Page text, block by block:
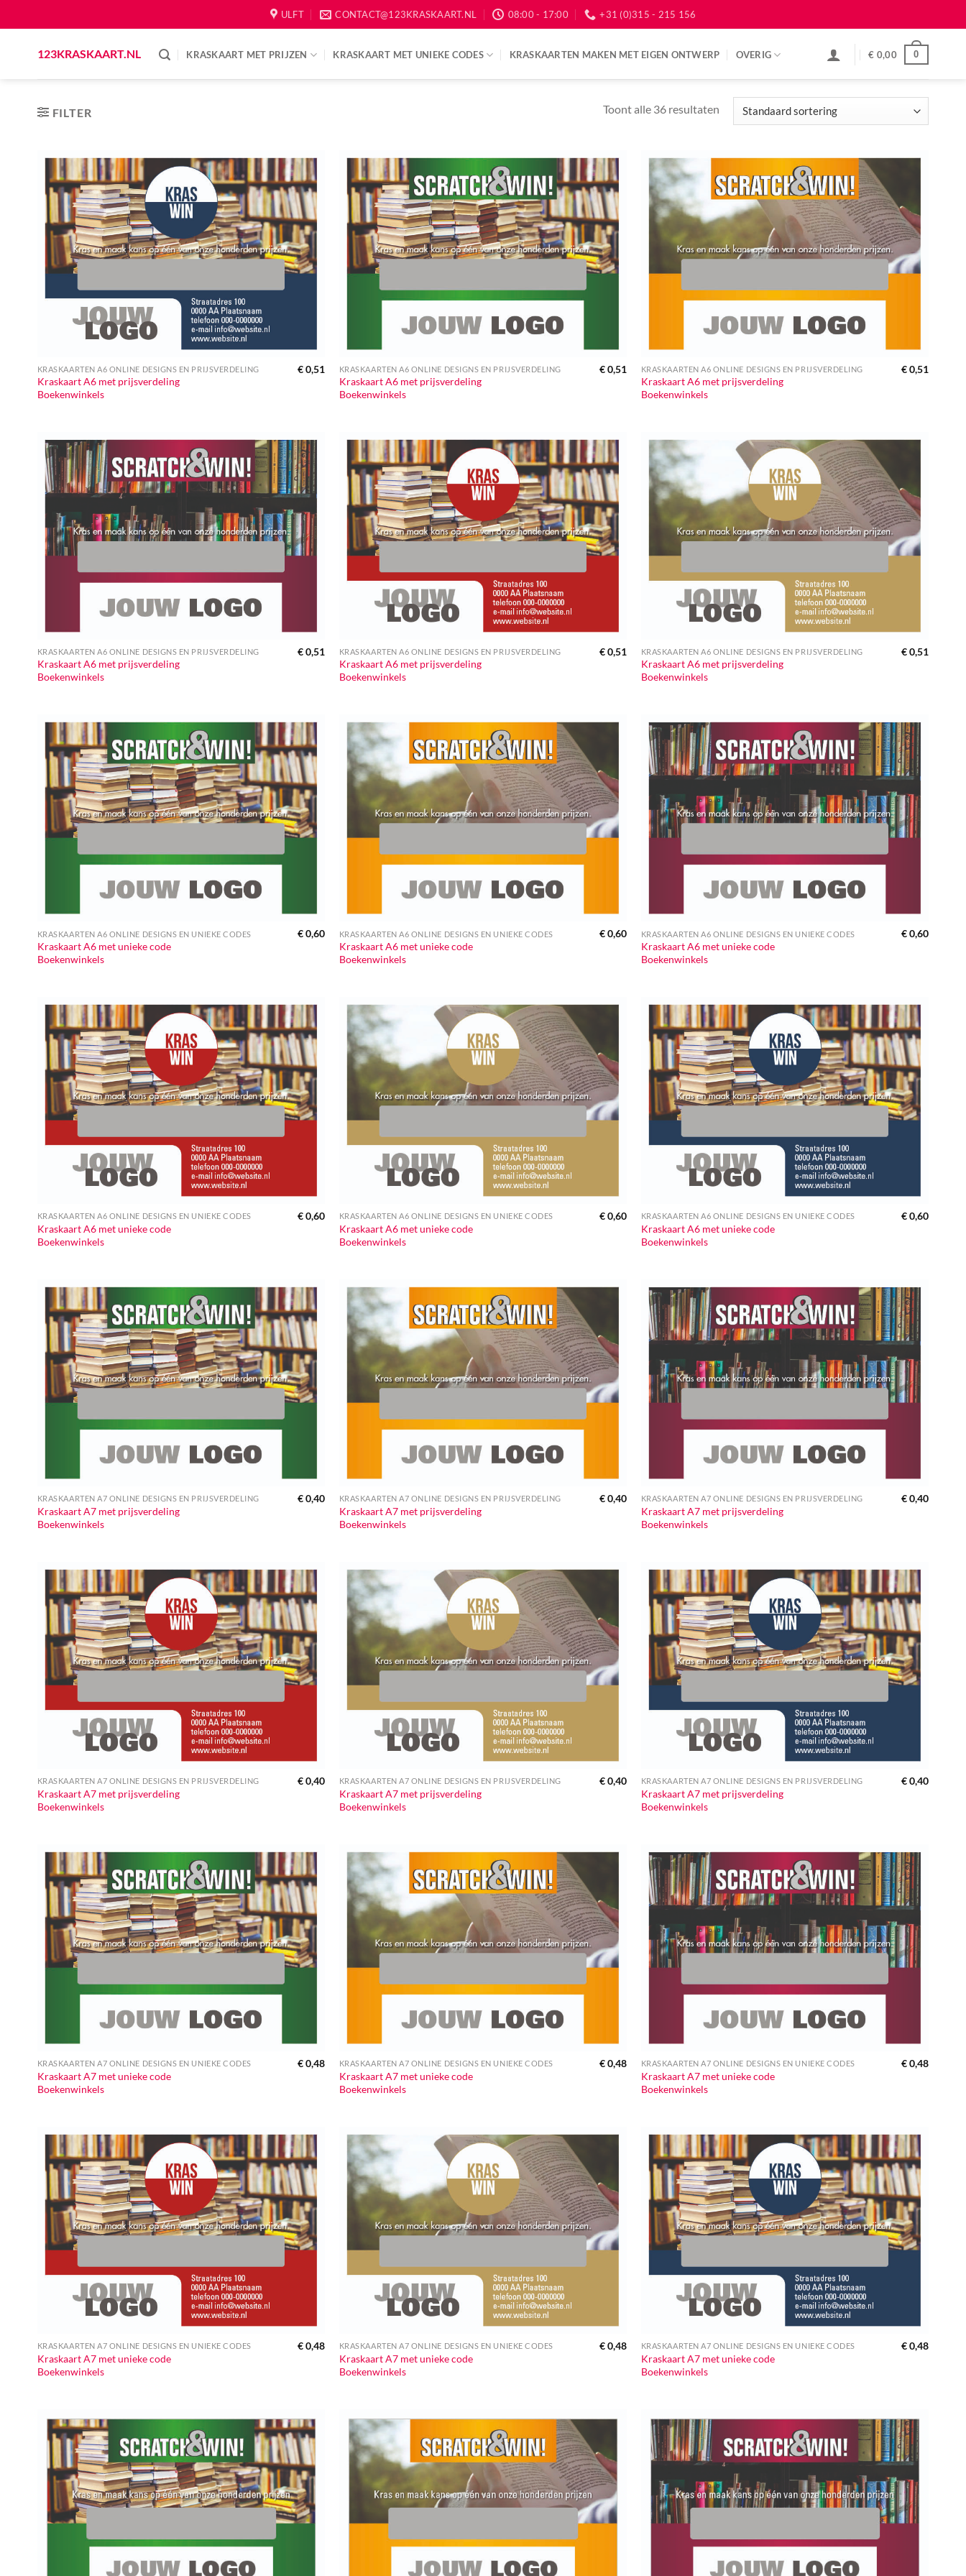
to
ULFT CONTACT@123KRASKAART.NL 08:00 - 17:00 +31 (0)315 - 215 156
123KRASKAART.NL KRASKAART MET PRIJZEN KRASKAART MET UNIEKE CODES KRASKAARTEN MAKEN MET EIGEN ONTWERP OVERIG € 0,00 0
FILTER Toont alle 36 resultaten
KRASKAARTEN A6 ONLINE DESIGNS EN PRIJSVERDELING
Kraskaart A6 met prijsverdeling
Boekenwinkels
€0,51 KRASKAARTEN A6 ONLINE DESIGNS EN PRIJSVERDELING
Kraskaart A6 met prijsverdeling
Boekenwinkels
€0,51 KRASKAARTEN A6 ONLINE DESIGNS EN PRIJSVERDELING
Kraskaart A6 met prijsverdeling
Boekenwinkels
€0,51
KRASKAARTEN A6 ONLINE DESIGNS EN PRIJSVERDELING
Kraskaart A6 met prijsverdeling
Boekenwinkels
€0,51 KRASKAARTEN A6 ONLINE DESIGNS EN PRIJSVERDELING
Kraskaart A6 met prijsverdeling
Boekenwinkels
€0,51 KRASKAARTEN A6 ONLINE DESIGNS EN PRIJSVERDELING
Kraskaart A6 met prijsverdeling
Boekenwinkels
€0,51
KRASKAARTEN A6 ONLINE DESIGNS EN UNIEKE CODES
Kraskaart A6 met unieke code
Boekenwinkels
€0,60 KRASKAARTEN A6 ONLINE DESIGNS EN UNIEKE CODES
Kraskaart A6 met unieke code
Boekenwinkels
€0,60 KRASKAARTEN A6 ONLINE DESIGNS EN UNIEKE CODES
Kraskaart A6 met unieke code
Boekenwinkels
€0,60
KRASKAARTEN A6 ONLINE DESIGNS EN UNIEKE CODES
Kraskaart A6 met unieke code
Boekenwinkels
€0,60 KRASKAARTEN A6 ONLINE DESIGNS EN UNIEKE CODES
Kraskaart A6 met unieke code
Boekenwinkels
€0,60 KRASKAARTEN A6 ONLINE DESIGNS EN UNIEKE CODES
Kraskaart A6 met unieke code
Boekenwinkels
€0,60
KRASKAARTEN A7 ONLINE DESIGNS EN PRIJSVERDELING
Kraskaart A7 met prijsverdeling
Boekenwinkels
€0,40 KRASKAARTEN A7 ONLINE DESIGNS EN PRIJSVERDELING
Kraskaart A7 met prijsverdeling
Boekenwinkels
€0,40 KRASKAARTEN A7 ONLINE DESIGNS EN PRIJSVERDELING
Kraskaart A7 met prijsverdeling
Boekenwinkels
€0,40
KRASKAARTEN A7 ONLINE DESIGNS EN PRIJSVERDELING
Kraskaart A7 met prijsverdeling
Boekenwinkels
€0,40 KRASKAARTEN A7 ONLINE DESIGNS EN PRIJSVERDELING
Kraskaart A7 met prijsverdeling
Boekenwinkels
€0,40 KRASKAARTEN A7 ONLINE DESIGNS EN PRIJSVERDELING
Kraskaart A7 met prijsverdeling
Boekenwinkels
€0,40
KRASKAARTEN A7 ONLINE DESIGNS EN UNIEKE CODES
Kraskaart A7 met unieke code
Boekenwinkels
€0,48 KRASKAARTEN A7 ONLINE DESIGNS EN UNIEKE CODES
Kraskaart A7 met unieke code
Boekenwinkels
€0,48 KRASKAARTEN A7 ONLINE DESIGNS EN UNIEKE CODES
Kraskaart A7 met unieke code
Boekenwinkels
€0,48
KRASKAARTEN A7 ONLINE DESIGNS EN UNIEKE CODES
Kraskaart A7 met unieke code
Boekenwinkels
€0,48 KRASKAARTEN A7 ONLINE DESIGNS EN UNIEKE CODES
Kraskaart A7 met unieke code
Boekenwinkels
€0,48 KRASKAARTEN A7 ONLINE DESIGNS EN UNIEKE CODES
Kraskaart A7 met unieke code
Boekenwinkels
€0,48